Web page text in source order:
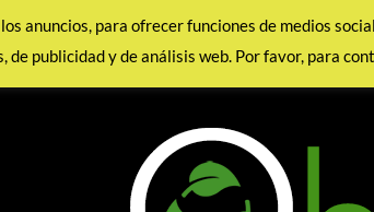
anuncios, para ofrecer funciones de medios
publicidad y de análisis web. Por favor, para